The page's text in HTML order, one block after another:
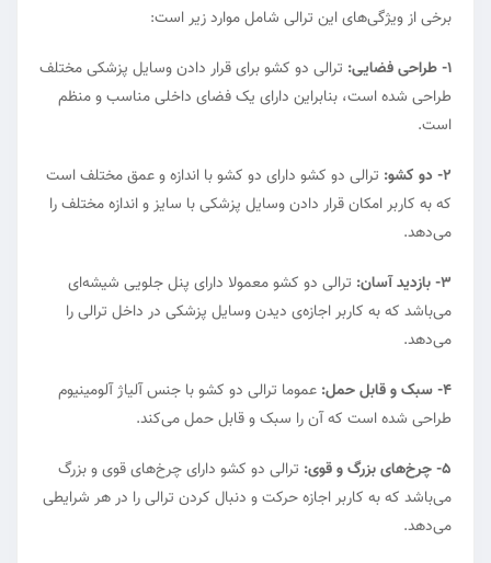
برخی از ویژگی‌های این ترالی شامل موارد زیر است:
1- طراحی فضایی:
ترالی دو کشو برای قرار دادن وسایل پزشکی مختلف
طراحی شده است، بنابراین دارای یک فضای داخلی مناسب و منظم
است.
2- دو کشو:
ترالی دو کشو دارای دو کشو با اندازه و عمق مختلف است
که به کاربر امکان قرار دادن وسایل پزشکی با سایز و اندازه مختلف را
می‌دهد.
3- بازدید آسان:
ترالی دو کشو معمولا دارای پنل جلویی شیشه‌ای
می‌باشد که به کاربر اجازه‌ی دیدن وسایل پزشکی در داخل ترالی را
می‌دهد.
4- سبک و قابل حمل:
عموما ترالی دو کشو با جنس آلیاژ آلومینیوم
طراحی شده است که آن را سبک و قابل حمل می‌کند.
5- چرخ‌های بزرگ و قوی:
ترالی دو کشو دارای چرخ‌های قوی و بزرگ
می‌باشد که به کاربر اجازه حرکت و دنبال کردن ترالی را در هر شرایطی
می‌دهد.